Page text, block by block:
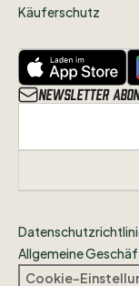
Käuferschutz
Newsletter
Allgemeine
Cookie-